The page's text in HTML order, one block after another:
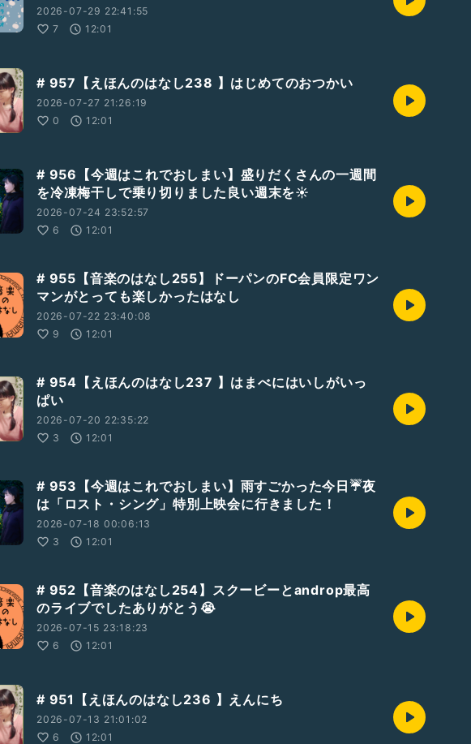
2026-07-29 22:41:55
7
12:01
# 957【えほんのはなし238 】はじめてのおつかい
2026-07-27 21:26:19
0
12:01
# 956【今週はこれでおしまい】盛りだくさんの一週間
を冷凍梅干しで乗り切りました良い週末を☀️
2026-07-24 23:52:57
6
12:01
# 955【音楽のはなし255】ドーパンのFC会員限定ワン
マンがとっても楽しかったはなし
2026-07-22 23:40:08
9
12:01
# 954【えほんのはなし237 】はまべにはいしがいっ
ぱい
2026-07-20 22:35:22
3
12:01
# 953【今週はこれでおしまい】雨すごかった今日☔夜
は「ロスト・シング」特別上映会に行きました！
2026-07-18 00:06:13
3
12:01
# 952【音楽のはなし254】スクービーとandrop最高
のライブでしたありがとう😭
2026-07-15 23:18:23
6
12:01
# 951【えほんのはなし236 】えんにち
2026-07-13 21:01:02
6
12:01